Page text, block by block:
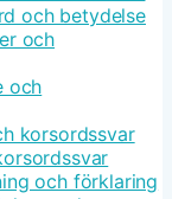
och betydelse
och
och
korsordssvar
och förklaring